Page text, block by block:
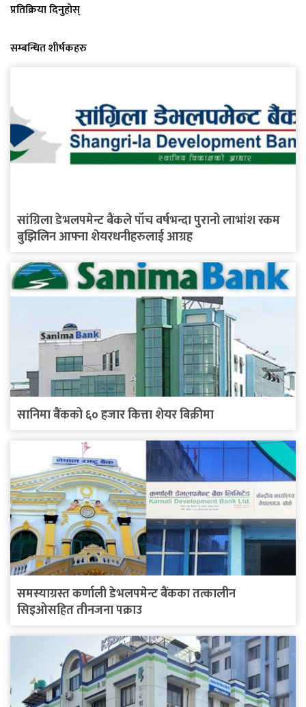
प्रतिक्रिया दिनुहोस्
सम्बन्धित शीर्षकहरु
सांग्रिला डेभलपमेन्ट बैंकले पाँच वर्षभन्दा पुरानो लाभांश रकम
बुझिलिन आफ्ना शेयरधनीहरुलाई आग्रह
सानिमा बैंकको ६० हजार कित्ता शेयर बिक्रीमा
समस्याग्रस्त कर्णाली डेभलपमेन्ट बैंकका तत्कालीन
सिइओसहित तीनजना पक्राउ